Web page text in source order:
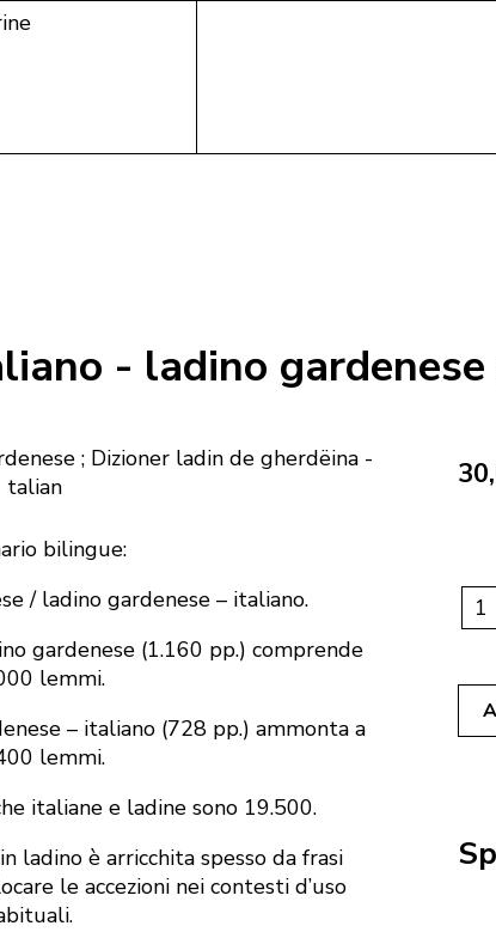
- ladino
bilingue:
/ ladino gardenese – italiano.
gardenese (1.160 pp.) comprende
lemmi.
– italiano (728 pp.) ammonta a
lemmi.
italiane e ladine sono 19.500.
ladino è arricchita spesso da frasi
le accezioni nei contesti d’uso